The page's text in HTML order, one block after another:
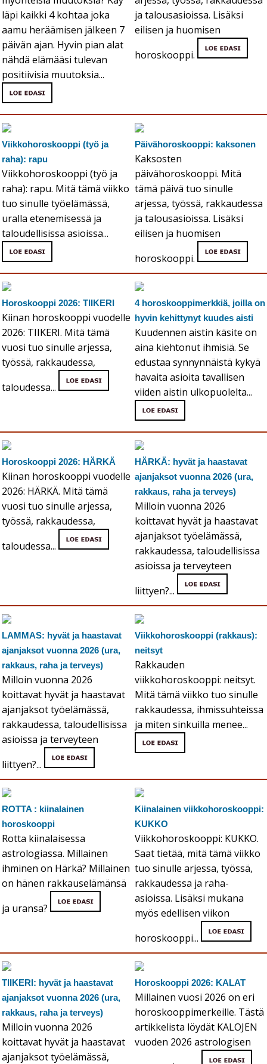
läpi kaikki 4 kohtaa joka
aamu heräämisen jälkeen 7
päivän ajan. Hyvin pian alat
nähdä elämääsi tulevan
positiivisia muutoksia...
ja talousasioissa. Lisäksi
eilisen ja huomisen
horoskooppi.
Viikkohoroskooppi (työ ja
raha): rapu
Viikkohoroskooppi (työ ja
raha): rapu. Mitä tämä viikko
tuo sinulle työelämässä,
uralla etenemisessä ja
taloudellisissa asioissa...
Päivähoroskooppi: kaksonen
Kaksosten
päivähoroskooppi. Mitä
tämä päivä tuo sinulle
arjessa, työssä, rakkaudessa
ja talousasioissa. Lisäksi
eilisen ja huomisen
horoskooppi.
Horoskooppi 2026: TIIKERI
Kiinan horoskooppi vuodelle
2026: TIIKERI. Mitä tämä
vuosi tuo sinulle arjessa,
työssä, rakkaudessa,
taloudessa...
4 horoskooppimerkkiä, joilla on
hyvin kehittynyt kuudes aisti
Kuudennen aistin käsite on
aina kiehtonut ihmisiä. Se
edustaa synnynnäistä kykyä
havaita asioita tavallisen
viiden aistin ulkopuolelta...
Horoskooppi 2026: HÄRKÄ
Kiinan horoskooppi vuodelle
2026: HÄRKÄ. Mitä tämä
vuosi tuo sinulle arjessa,
työssä, rakkaudessa,
taloudessa...
HÄRKÄ: hyvät ja haastavat
ajanjaksot vuonna 2026 (ura,
rakkaus, raha ja terveys)
Milloin vuonna 2026
koittavat hyvät ja haastavat
ajanjaksot työelämässä,
rakkaudessa, taloudellisissa
asioissa ja terveyteen
liittyen?...
LAMMAS: hyvät ja haastavat
ajanjaksot vuonna 2026 (ura,
rakkaus, raha ja terveys)
Milloin vuonna 2026
koittavat hyvät ja haastavat
ajanjaksot työelämässä,
rakkaudessa, taloudellisissa
asioissa ja terveyteen
liittyen?...
Viikkohoroskooppi (rakkaus):
neitsyt
Rakkauden
viikkohoroskooppi: neitsyt.
Mitä tämä viikko tuo sinulle
rakkaudessa, ihmissuhteissa
ja miten sinkuilla menee...
ROTTA : kiinalainen
horoskooppi
Rotta kiinalaisessa
astrologiassa. Millainen
ihminen on Härkä? Millainen
on hänen rakkauselämänsä
ja uransa?
Kiinalainen viikkohoroskooppi:
KUKKO
Viikkohoroskooppi: KUKKO.
Saat tietää, mitä tämä viikko
tuo sinulle arjessa, työssä,
rakkaudessa ja raha-
asioissa. Lisäksi mukana
myös edellisen viikon
horoskooppi...
TIIKERI: hyvät ja haastavat
ajanjaksot vuonna 2026 (ura,
rakkaus, raha ja terveys)
Milloin vuonna 2026
koittavat hyvät ja haastavat
ajanjaksot työelämässä,
Horoskooppi 2026: KALAT
Millainen vuosi 2026 on eri
horoskooppimerkeille. Tästä
artikkelista löydät KALOJEN
vuoden 2026 astrologisen